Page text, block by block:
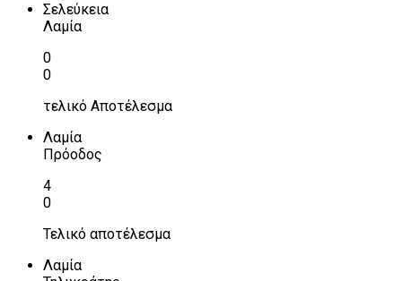
Σελεύκεια
Λαμία
0
0
τελικό Αποτέλεσμα
Λαμία
Πρόοδος
4
0
Τελικό αποτέλεσμα
Λαμία